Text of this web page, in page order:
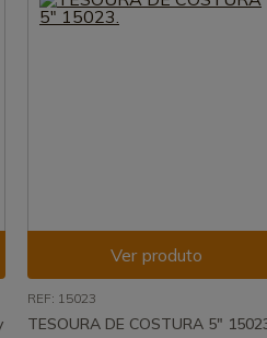
Ver produto
REF: 15023
TESOURA DE COSTURA 5"